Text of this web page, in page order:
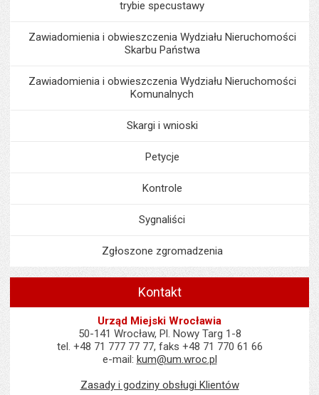
trybie specustawy
Zawiadomienia i obwieszczenia Wydziału Nieruchomości
Skarbu Państwa
Zawiadomienia i obwieszczenia Wydziału Nieruchomości
Komunalnych
Skargi i wnioski
Petycje
Kontrole
Sygnaliści
Zgłoszone zgromadzenia
Kontakt
Urząd Miejski Wrocławia
50-141 Wrocław, Pl. Nowy Targ 1-8
tel. +48 71 777 77 77, faks +48 71 770 61 66
e-mail: kum@um.wroc.pl
Zasady i godziny obsługi Klientów